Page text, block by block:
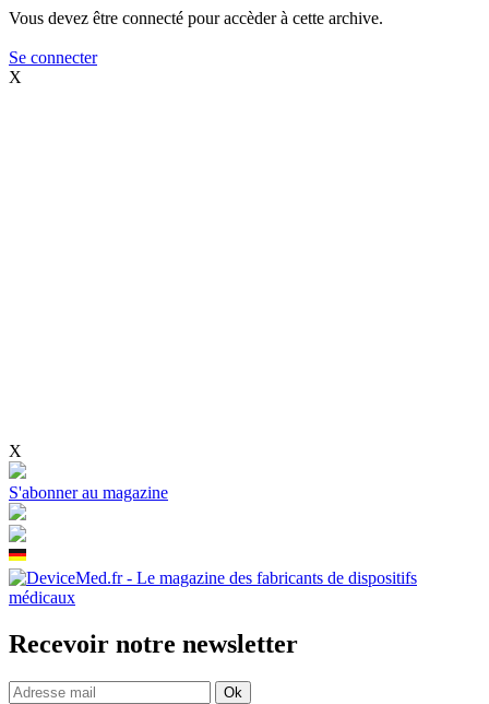
Vous devez être connecté pour accèder à cette archive.
Se connecter
X
X
S'abonner au magazine
Recevoir notre newsletter